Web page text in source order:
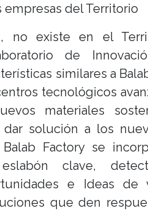
del Territorio
no existe en el
de
similares a
tecnológicos
materiales
dar solución a los
Factory se
clave,
e Ideas de
que den